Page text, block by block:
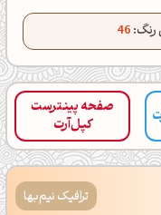
رنگ:46
صفحه پینترست
کپل‌آرت
ترافیک نیم‌بها
بلـــه
اَپ ویندوز